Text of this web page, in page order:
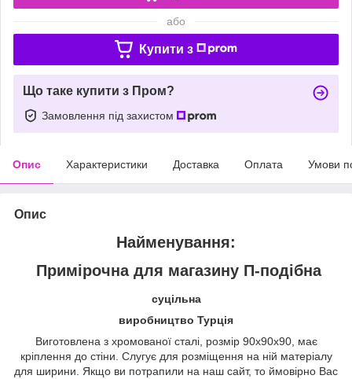
або
Купити з
Що таке купити з Пром?
Замовлення під захистом
Опис Характеристики Доставка Оплата Умови
Опис
Найменування:
Примірочна для магазину П-подібна
суцільна
виробництво Турція
Виготовлена з хромованої сталі, розмір 90х90х90, має
кріплення до стіни. Слугує для розміщення на ній матеріалу
для ширини. Якщо ви потрапили на наш сайт, то ймовірно Вас